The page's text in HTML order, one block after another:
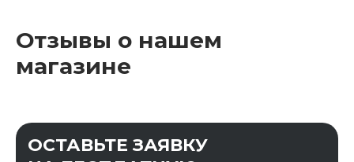
Отзывы о нашем
магазине
ОСТАВЬТЕ ЗАЯВКУ